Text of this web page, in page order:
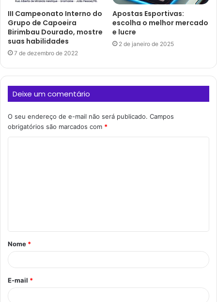
III Campeonato Interno do
Grupo de Capoeira
Birimbau Dourado, mostre
suas habilidades
7 de dezembro de 2022
Apostas Esportivas:
escolha o melhor mercado
e lucre
2 de janeiro de 2025
Deixe um comentário
O seu endereço de e-mail não será publicado. Campos
obrigatórios são marcados com *
á
r
*
Nome *
E-mail *